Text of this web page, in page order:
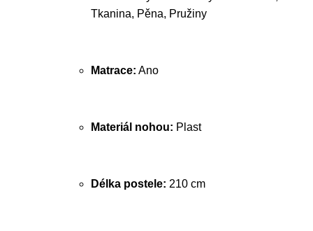
Tkanina, Pěna, Pružiny
Matrace: Ano
Materiál nohou: Plast
Délka postele: 210 cm